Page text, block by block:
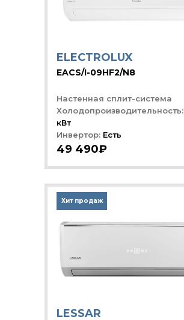
ELECTROLUX
49 490₽
EACS/I-09HF2/N8
Настенная сплит-система
Холодопроизводительность:
кВт
Инвертор: Есть
LESSAR
Хит продаж